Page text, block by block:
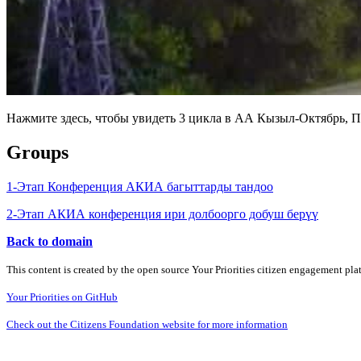
Нажмите здесь, чтобы увидеть 3 цикла в АА Кызыл-Октябрь,
Groups
1-Этап Конференция АКИА багыттарды тандоо
2-Этап АКИА конференция ири долбоорго добуш берүү
Back to domain
This content is created by the open source Your Priorities citizen engagement
Your Priorities on GitHub
Check out the Citizens Foundation website for more information